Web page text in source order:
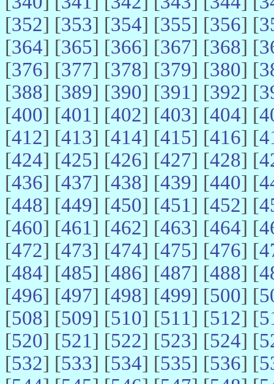
[352] [353] [354] [355] [356] [
[364] [365] [366] [367] [368] [
[376] [377] [378] [379] [380] [
[388] [389] [390] [391] [392] [
[400] [401] [402] [403] [404] [
[412] [413] [414] [415] [416] [
[424] [425] [426] [427] [428] [
[436] [437] [438] [439] [440] [
[448] [449] [450] [451] [452] [
[460] [461] [462] [463] [464] [
[472] [473] [474] [475] [476] [
[484] [485] [486] [487] [488] [
[496] [497] [498] [499] [500] [
[508] [509] [510] [511] [512] [
[520] [521] [522] [523] [524] [
[532] [533] [534] [535] [536] [